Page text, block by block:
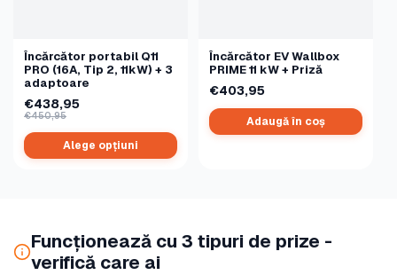
Încărcător portabil Q11
PRO (16A, Tip 2, 11kW) + 3
adaptoare
€438,95
€450,95
Alege opțiuni
Încărcător EV Wallbox
PRIME 11 kW + Priză
€403,95
Adaugă în coș
Funcționează cu 3 tipuri de prize -
verifică care ai